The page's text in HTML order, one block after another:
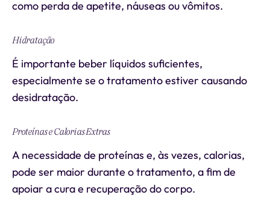
como perda de apetite, náuseas ou vômitos.
Hidratação
É importante beber líquidos suficientes,
especialmente se o tratamento estiver causando
desidratação.
Proteínas e Calorias Extras
A necessidade de proteínas e, às vezes, calorias,
pode ser maior durante o tratamento, a fim de
apoiar a cura e recuperação do corpo.